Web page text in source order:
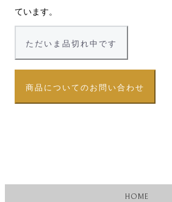
ています。
ただいま品切れ中です
商品についてのお問い合わせ
HOME